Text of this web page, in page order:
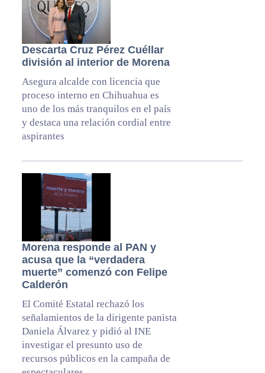
Descarta Cruz Pérez Cuéllar
división al interior de Morena
Asegura alcalde con licencia que
proceso interno en Chihuahua es
uno de los más tranquilos en el país
y destaca una relación cordial entre
aspirantes
Morena responde al PAN y
acusa que la “verdadera
muerte” comenzó con Felipe
Calderón
El Comité Estatal rechazó los
señalamientos de la dirigente panista
Daniela Álvarez y pidió al INE
investigar el presunto uso de
recursos públicos en la campaña de